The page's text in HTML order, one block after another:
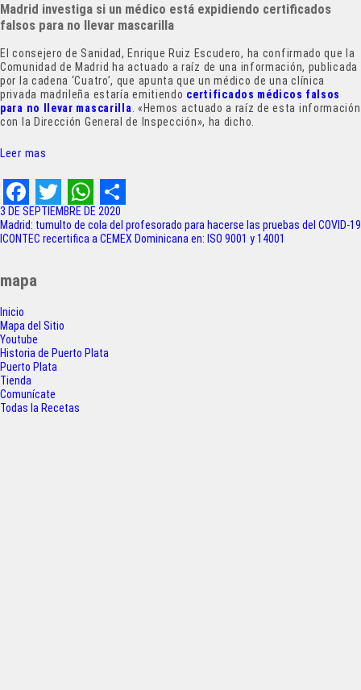
Madrid investiga si un médico está expidiendo certificados
falsos para no llevar mascarilla
El consejero de Sanidad, Enrique Ruiz Escudero, ha confirmado que la
Comunidad de Madrid ha actuado a raíz de una información, publicada
por la cadena ‘Cuatro’, que apunta que un médico de una clínica
privada madrileña estaría emitiendo certificados médicos falsos
para no llevar mascarilla . «Hemos actuado a raíz de esta información
con la Dirección General de Inspección», ha dicho.
Leer mas
F
a
c
e
b
o
o
k
T
w
t
t
e
r
W
h
A
p
S
h
3 DE SEPTIEMBRE DE 2020
Navegación
Madrid: tumulto de cola del profesorado para hacerse las pruebas del COVID-19
ICONTEC recertifica a CEMEX Dominicana en: ISO 9001 y 14001
mapa
Inicio
Mapa del Sitio
Youtube
Historia de Puerto Plata
Puerto Plata
Tienda
Comunícate
Todas la Recetas